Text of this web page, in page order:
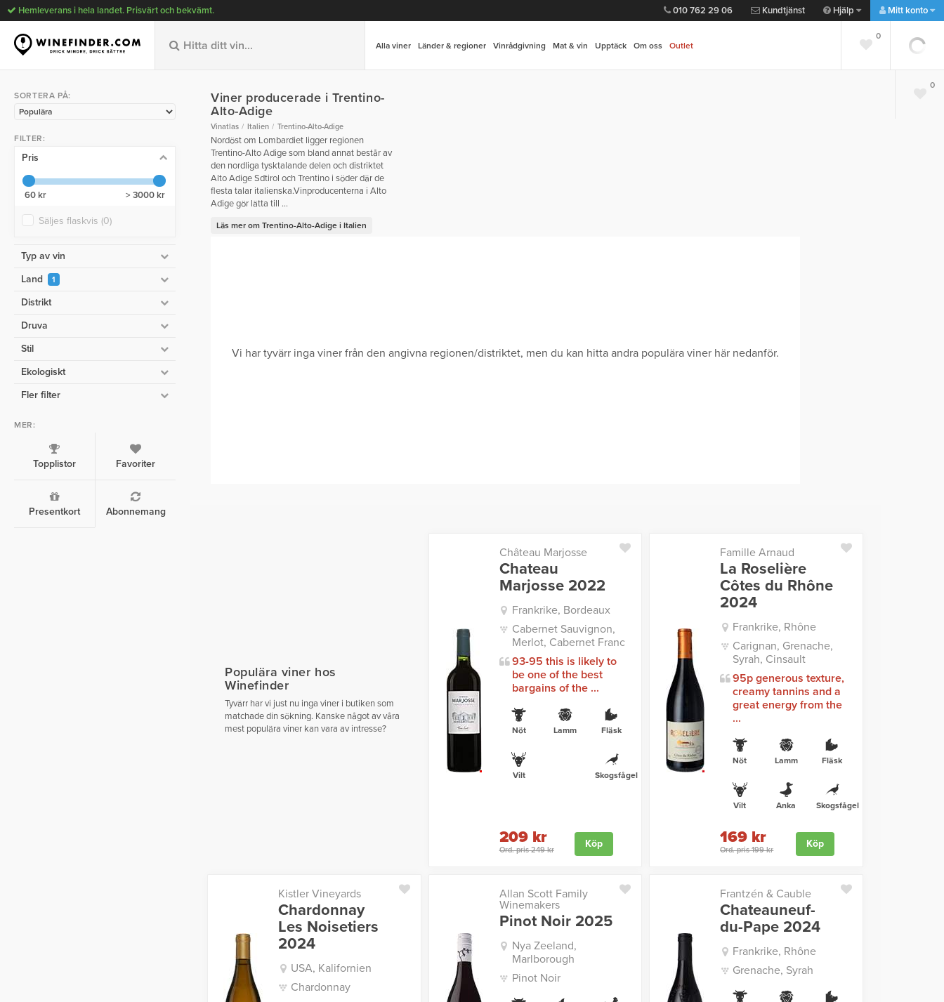
010 762 29 06 Kundtjänst Hjälp Mitt konto
Hemleverans i hela landet. Prisvärt och bekvämt.
Alla viner Länder & regioner Vinrådgivning Mat & vin Upptäck Om oss Outlet
0
0
Viner producerade i Trentino-
Alto-Adige
Vinatlas Italien Trentino-Alto-Adige
Nordöst om Lombardiet ligger regionen
Trentino-Alto Adige som bland annat består av
den nordliga tysktalande delen och distriktet
Alto Adige Sdtirol och Trentino i söder där de
flesta talar italienska.Vinproducenterna i Alto
Adige gör lätta till ...
Läs mer om Trentino-Alto-Adige i Italien
Vi har tyvärr inga viner från den angivna regionen/distriktet, men du kan hitta andra populära viner här nedanför.
Populära viner hos
Winefinder
Tyvärr har vi just nu inga viner i butiken som
matchade din sökning. Kanske något av våra
mest populära viner kan vara av intresse?
Château Marjosse
Chateau
Marjosse 2022
Frankrike, Bordeaux
Cabernet Sauvignon,
Merlot, Cabernet Franc
93-95 this is likely to
be one of the best
bargains of the ...
Nöt Lamm Fläsk
Vilt Skogsfågel
Ord. pris 249 kr
209 kr Köp
Famille Arnaud
La Roselière
Côtes du Rhône
2024
Frankrike, Rhône
Carignan, Grenache,
Syrah, Cinsault
95p generous texture,
creamy tannins and a
great energy from the
...
Nöt Lamm Fläsk
Vilt Anka Skogsfågel
Ord. pris 199 kr
169 kr Köp
Kistler Vineyards
Chardonnay
Les Noisetiers
2024
USA, Kalifornien
Chardonnay
Allan Scott Family
Winemakers
Pinot Noir 2025
Nya Zeeland,
Marlborough
Pinot Noir
Frantzén & Cauble
Chateauneuf-
du-Pape 2024
Frankrike, Rhône
Grenache, Syrah
SORTERA PÅ:
FILTER:
Pris
> 3000 kr
60 kr
Säljes flaskvis (0)
Typ av vin
Land
1
Distrikt
Druva
Stil
Ekologiskt
Fler filter
MER:
Topplistor Favoriter
Presentkort Abonnemang